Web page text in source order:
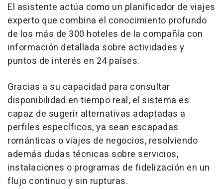
El asistente actúa como un planificador de viajes
experto que combina el conocimiento profundo
de los más de 300 hoteles de la compañía con
información detallada sobre actividades y
puntos de interés en 24 países.
Gracias a su capacidad para consultar
disponibilidad en tiempo real, el sistema es
capaz de sugerir alternativas adaptadas a
perfiles específicos, ya sean escapadas
románticas o viajes de negocios, resolviendo
además dudas técnicas sobre servicios,
instalaciones o programas de fidelización en un
flujo continuo y sin rupturas.